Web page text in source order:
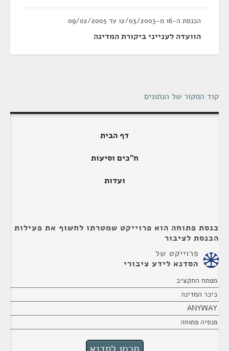
הכנסת ה-16 מ-12/03/2003 עד 09/02/2005
הוועדה לענייני ביקורת המדינה
קוד המקור של הנתונים
דף הבית
ח"כים וסיעות
ועדות
כנסת פתוחה הוא פרוייקט שמטרתו לחשוף את פעילות
הכנסת לציבור
פרוייקט של
הסדנא לידע ציבורי
מפתח התקציב
כיכר המדינה
ANYWAY
פנסיה פתוחה